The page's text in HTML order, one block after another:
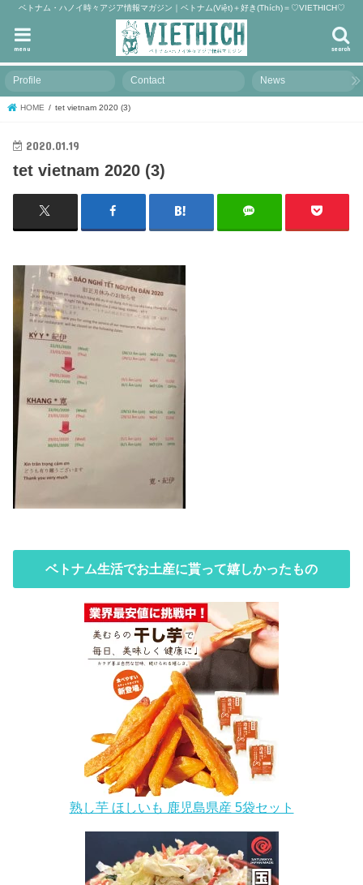
ベトナム・ハノイ時々アジア情報マガジン｜ベトナム(Việt)＋好き(Thích)＝♡VIETHICH♡
search
menu
Profile Contact News
HOME tet vietnam 2020 (3)
2020.01.19
tet vietnam 2020 (3)
ベトナム生活でお土産に貰って嬉しかったもの
熟し芋 ほしいも 鹿児島県産 5袋セット